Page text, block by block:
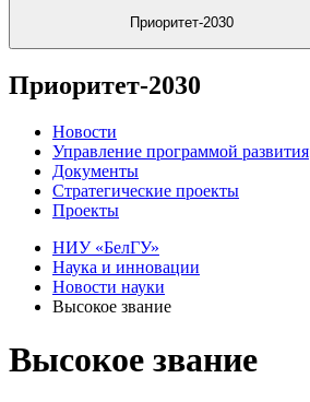
Приоритет-2030
Приоритет-2030
Новости
Управление программой развития
Документы
Стратегические проекты
Проекты
НИУ «БелГУ»
Наука и инновации
Новости науки
Высокое звание
Высокое звание